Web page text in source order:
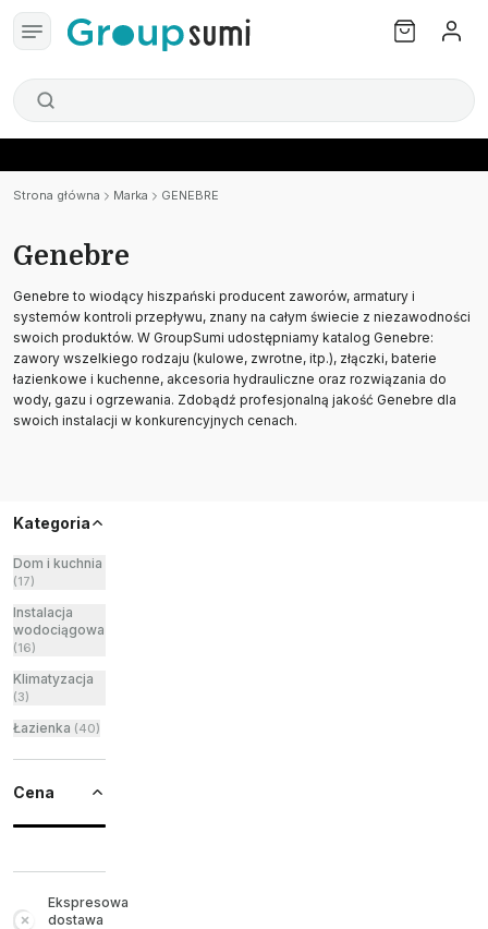
Strona główna Marka GENEBRE
Genebre
Genebre to wiodący hiszpański producent zaworów, armatury i
systemów kontroli przepływu, znany na całym świecie z niezawodności
swoich produktów. W GroupSumi udostępniamy katalog Genebre:
zawory wszelkiego rodzaju (kulowe, zwrotne, itp.), złączki, baterie
łazienkowe i kuchenne, akcesoria hydrauliczne oraz rozwiązania do
wody, gazu i ogrzewania. Zdobądź profesjonalną jakość Genebre dla
swoich instalacji w konkurencyjnych cenach.
Kategoria
Dom i kuchnia
(17)
Instalacja
wodociągowa
(16)
Klimatyzacja
(3)
Łazienka (40)
Cena
Ekspresowa
dostawa